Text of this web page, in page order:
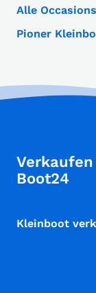
Alle
Pioner
Boot24
Kleinboot